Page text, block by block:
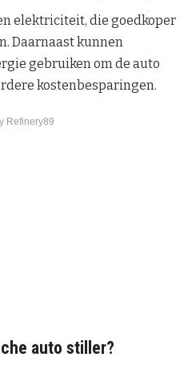
elektriciteit, die goedkoper
Daarnaast kunnen
gebruiken om de auto
kostenbesparingen.
Refinery89
auto stiller?